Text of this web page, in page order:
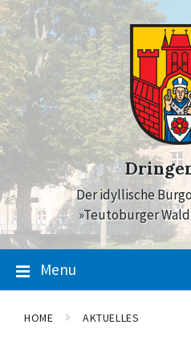
Skip
to
content
Skip
to
main
navigation
Skip
to
footer
Der idyllische
»Teutoburger
Menu
HOME AKTUELLES